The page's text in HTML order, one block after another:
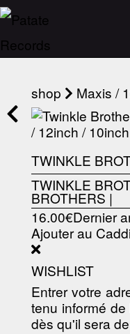
shop Maxis /
TWINKLE
TWINKLE
BROTHERS |
16.00€Dernier
Ajouter au
WISHLIST
Entrer votre
tenu informé
dès qu'il sera